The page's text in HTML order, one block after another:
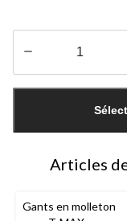
jour
Articles
Gants en molleton